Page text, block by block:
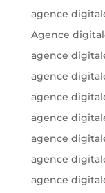
agence
Agence
agence
agence
agence
agence
agence
agence
agence